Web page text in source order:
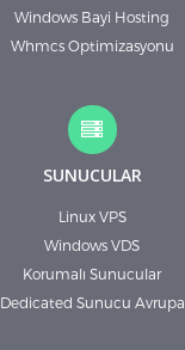
Windows Bayi Hosting
Whmcs Optimizasyonu
SUNUCULAR
Linux VPS
Windows VDS
Korumalı Sunucular
Dedicated Sunucu Avrupa